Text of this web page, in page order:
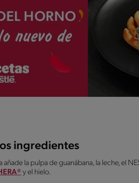
ingredientes
añade la pulpa de guanábana, la leche, el
y el hielo.